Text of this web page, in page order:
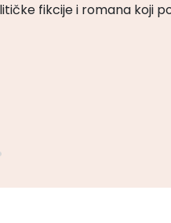
fikcije i romana koji